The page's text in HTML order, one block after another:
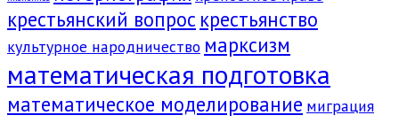
крестьянский вопрос крестьянство
культурное народничество марксизм
математическая подготовка
математическое моделирование миграция